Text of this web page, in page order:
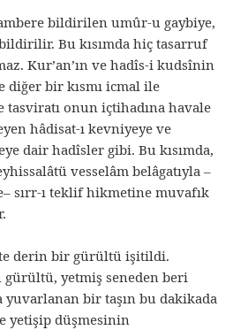
bildirilen umûr-u gaybiye,
Bu kısımda hiç tasarruf
Kur’an’ın ve hadîs-i kudsînin
diğer bir kısmı icmal ile
onun içtihadına havale
hâdisat-ı kevniyeye ve
dair hadîsler gibi. Bu kısımda,
vesselâm belâgatıyla –
sırr-ı teklif hikmetine muvafık
derin bir gürültü işitildi.
gürültü, yetmiş seneden beri
yuvarlanan bir taşın bu dakikada
yetişip düşmesinin